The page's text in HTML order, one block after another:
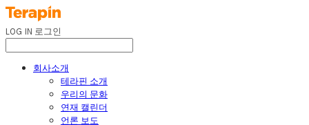
LOG IN 로그인
회사소개
테라핀 소개
우리의 문화
연재 캘린더
언론 보도